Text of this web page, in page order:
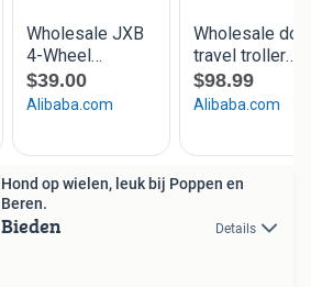
Hond op wielen, leuk bij Poppen en
Beren.
Bieden Details